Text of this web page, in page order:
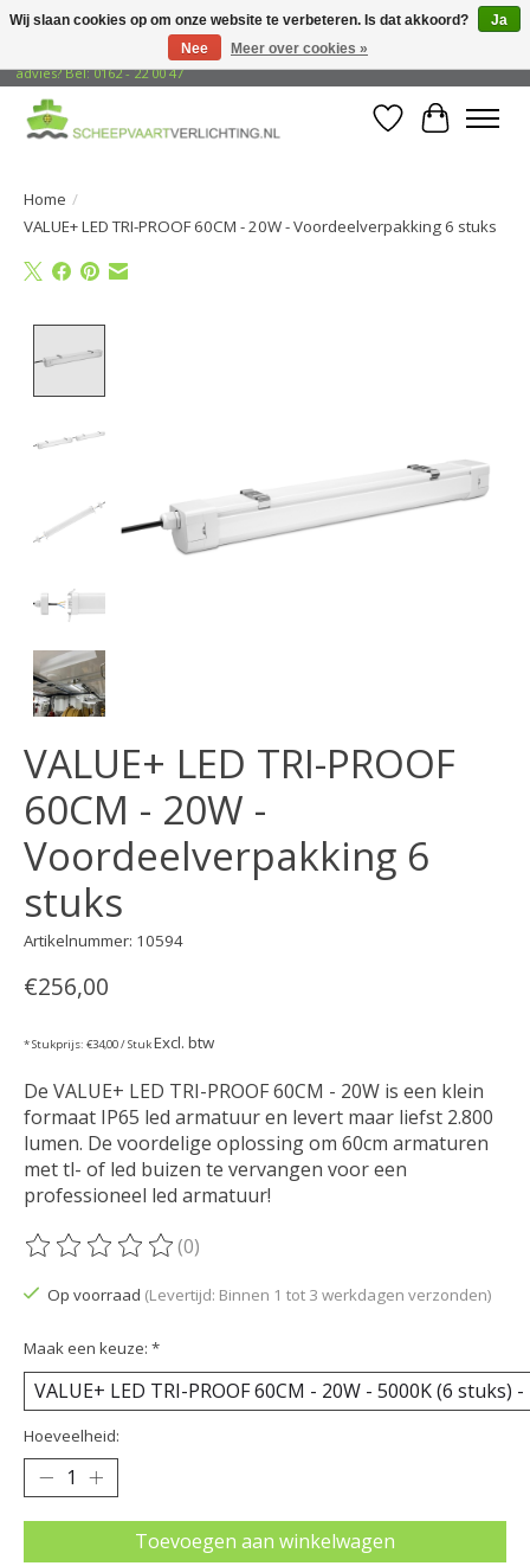
Gratis verzending naar adressen in Nederland! Opzoek naar vrijblijvend
advies? Bel: 0162 - 22 00 47
Verlanglijst
Home /
VALUE+ LED TRI-PROOF 60CM - 20W - Voordeelverpakking 6 stuks
VALUE+ LED TRI-PROOF
60CM - 20W -
Voordeelverpakking 6
stuks
Artikelnummer: 10594
€256,00
* Stukprijs: €34,00 / StukExcl. btw
De VALUE+ LED TRI-PROOF 60CM - 20W is een klein
formaat IP65 led armatuur en levert maar liefst 2.800
lumen. De voordelige oplossing om 60cm armaturen
met tl- of led buizen te vervangen voor een
professioneel led armatuur!
De beoordeling van dit product is
(0)
Op voorraad (Levertijd: Binnen 1 tot 3 werkdagen verzonden)
Maak een keuze: *
Hoeveelheid:
Toevoegen aan winkelwagen
Wij slaan cookies op om onze website te verbeteren. Is dat akkoord?
Ja
Nee
Meer over cookies »